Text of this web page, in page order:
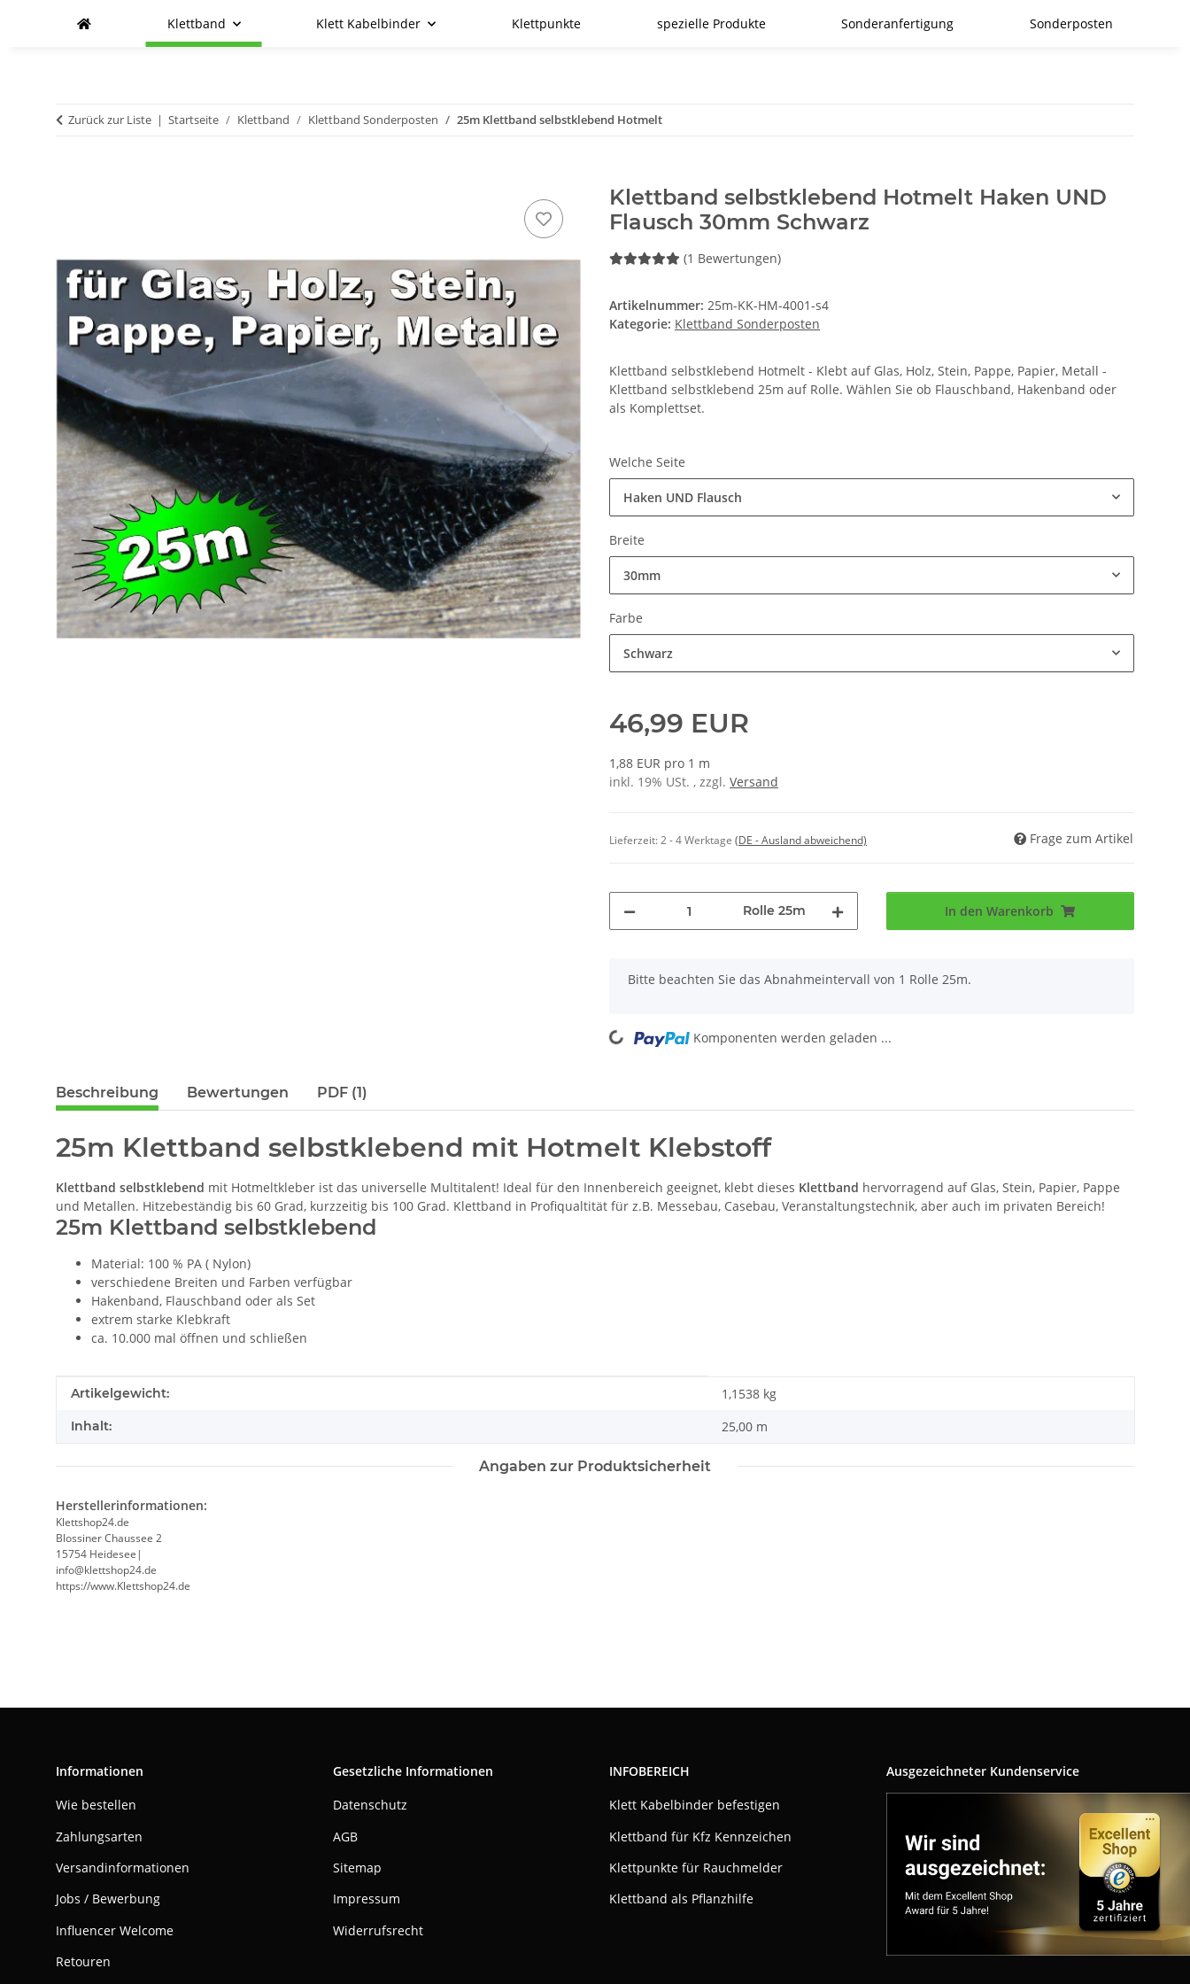
Klettband Klett Kabelbinder Klettpunkte spezielle Produkte Sonderanfertigung Sonderposten
Zurück zur Liste Startseite Klettband Klettband Sonderposten 25m Klettband selbstklebend Hotmelt
Klettband selbstklebend Hotmelt Haken UND
Flausch 30mm Schwarz
(1 Bewertungen)
Artikelnummer: 25m-KK-HM-4001-s4
Kategorie: Klettband Sonderposten
Klettband selbstklebend Hotmelt - Klebt auf Glas, Holz, Stein, Pappe, Papier, Metall -
Klettband selbstklebend 25m auf Rolle. Wählen Sie ob Flauschband, Hakenband oder
als Komplettset.
Welche Seite
Haken UND Flausch
Breite
30mm
Farbe
Schwarz
46,99 EUR
1,88 EUR pro 1 m
inkl. 19% USt. , zzgl. Versand
Lieferzeit:2 - 4 Werktage (DE - Ausland abweichend) Frage zum Artikel
Rolle 25m In den Warenkorb
x
Bitte beachten Sie das Abnahmeintervall von 1 Rolle 25m.
Loading... Komponenten werden geladen ...
Beschreibung Bewertungen PDF (1)
25m Klettband selbstklebend mit Hotmelt Klebstoff
Klettband selbstklebend mit Hotmeltkleber ist das universelle Multitalent! Ideal für den Innenbereich geeignet, klebt dieses Klettband hervorragend auf Glas, Stein, Papier, Pappe
und Metallen. Hitzebeständig bis 60 Grad, kurzzeitig bis 100 Grad. Klettband in Profiqualtität für z.B. Messebau, Casebau, Veranstaltungstechnik, aber auch im privaten Bereich!
25m Klettband selbstklebend
Material: 100 % PA ( Nylon)
verschiedene Breiten und Farben verfügbar
Hakenband, Flauschband oder als Set
extrem starke Klebkraft
ca. 10.000 mal öffnen und schließen
Produkteigenschaft
Wert
Artikelgewicht: 1,1538 kg
Inhalt: 25,00 m
Angaben zur Produktsicherheit
Herstellerinformationen:
Klettshop24.de
Blossiner Chaussee 2
15754 Heidesee|
info@klettshop24.de
https://www.Klettshop24.de
Informationen
Wie bestellen
Zahlungsarten
Versandinformationen
Jobs / Bewerbung
Influencer Welcome
Retouren
Gesetzliche Informationen
Datenschutz
AGB
Sitemap
Impressum
Widerrufsrecht
INFOBEREICH
Klett Kabelbinder befestigen
Klettband für Kfz Kennzeichen
Klettpunkte für Rauchmelder
Klettband als Pflanzhilfe
Ausgezeichneter Kundenservice